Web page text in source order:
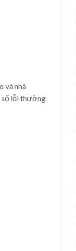
và nhà
số lỗi thường